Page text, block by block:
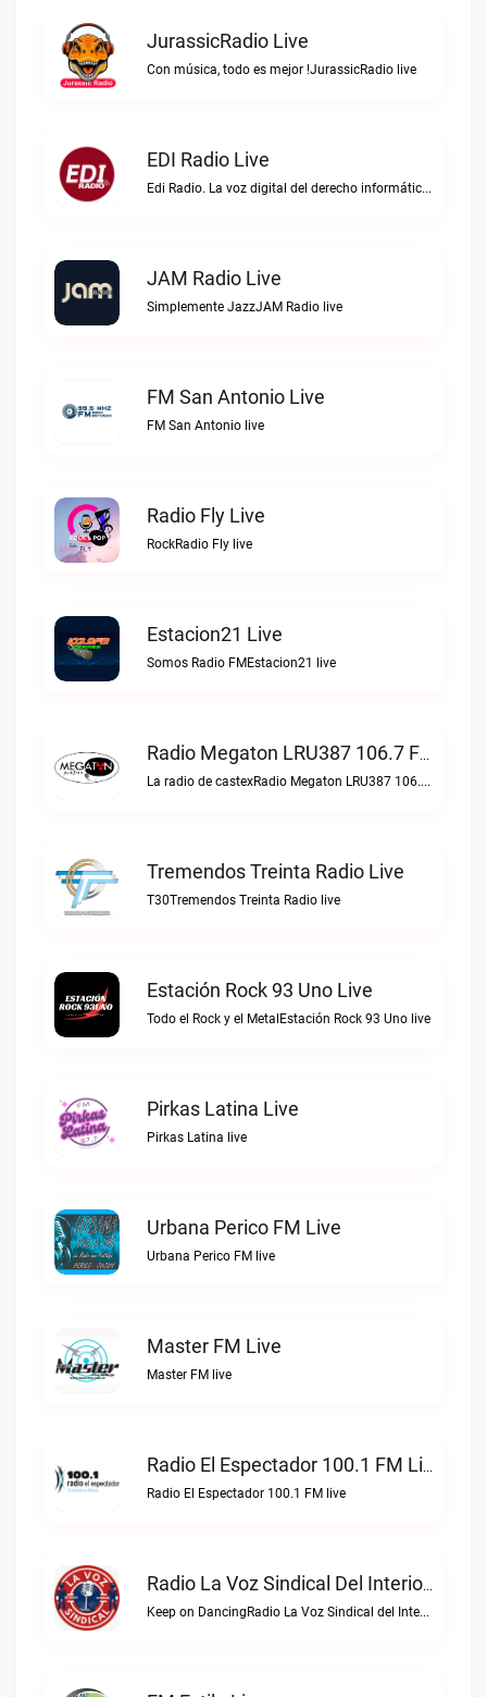
JurassicRadio Live
Con música, todo es mejor !JurassicRadio live
EDI Radio Live
Edi Radio. La voz digital del derecho informático en hispanoaméricaEDI Radio live
JAM Radio Live
Simplemente JazzJAM Radio live
FM San Antonio Live
FM San Antonio live
Radio Fly Live
RockRadio Fly live
Estacion21 Live
Somos Radio FMEstacion21 live
Radio Megaton LRU387 106.7 FM Live
La radio de castexRadio Megaton LRU387 106.7 FM live
Tremendos Treinta Radio Live
T30Tremendos Treinta Radio live
Estación Rock 93 Uno Live
Todo el Rock y el MetalEstación Rock 93 Uno live
Pirkas Latina Live
Pirkas Latina live
Urbana Perico FM Live
Urbana Perico FM live
Master FM Live
Master FM live
Radio El Espectador 100.1 FM Live
Radio El Espectador 100.1 FM live
Radio La Voz Sindical Del Interior Live
Keep on DancingRadio La Voz Sindical del Interior live